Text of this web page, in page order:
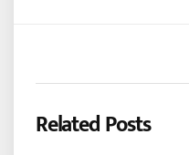
Related Posts